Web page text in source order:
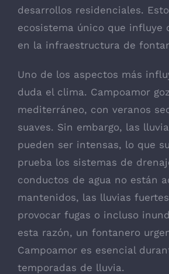
desarrollos residenciales.
ecosistema único que influye
en la infraestructura de
Uno de los aspectos más
duda el clima. Campoamor
mediterráneo, con veranos
suaves. Sin embargo, las
pueden ser intensas, lo que
prueba los sistemas de
conductos de agua no están
mantenidos, las lluvias
provocar fugas o incluso
esta razón, un fontanero
Campoamor es esencial
temporadas de lluvia.